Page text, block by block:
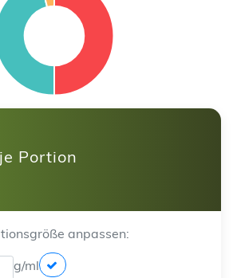
Portion
anpassen:
g/ml